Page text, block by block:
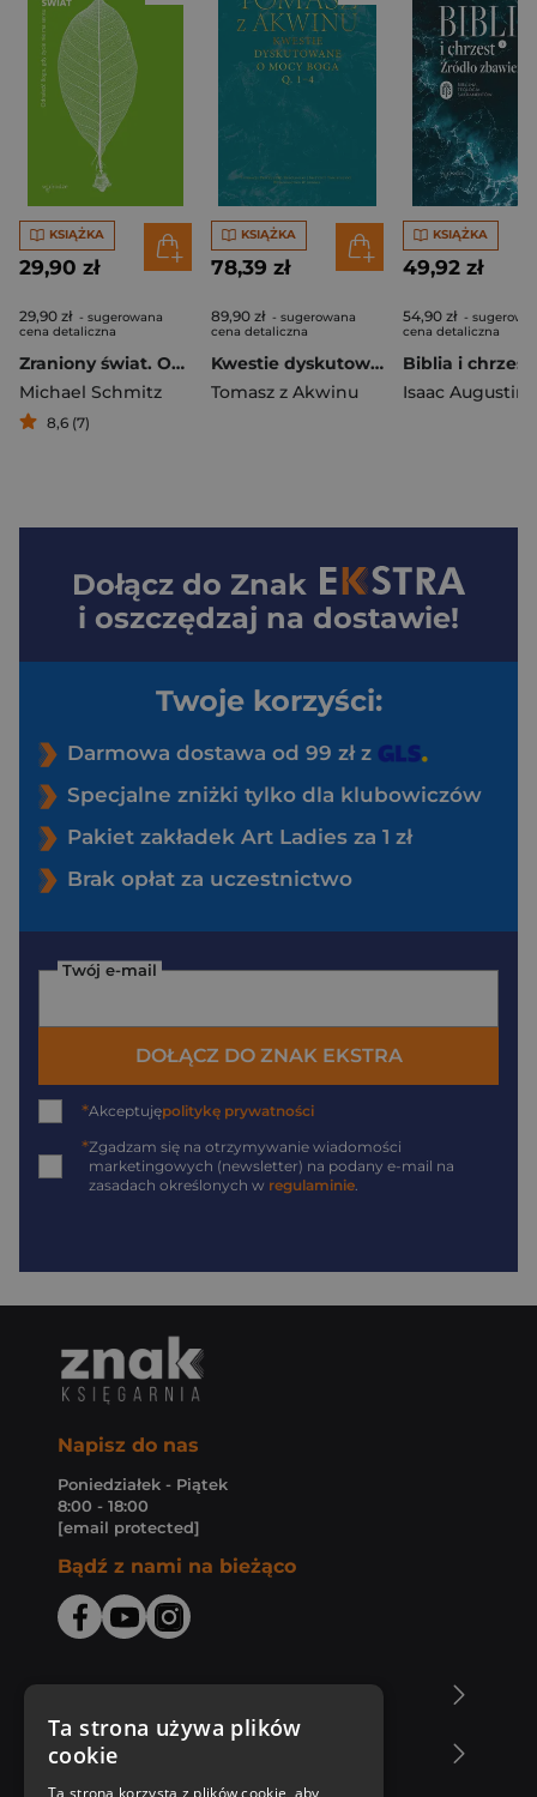
KSIĄŻKA
29,90 zł
29,90 zł - sugerowana
cena detaliczna
Zraniony świat. Odnaleźć Boga, gdy życie nie ma sensu
Michael Schmitz
8,6 (7)
KSIĄŻKA
78,39 zł
89,90 zł - sugerowana
cena detaliczna
Kwestie dyskutowane o mocy Boga, q. 1–4
Tomasz z Akwinu
KSIĄŻKA
49,92 zł
54,90 zł -
cena detaliczna
Dołącz do Znak
i oszczędzaj na dostawie!
Twoje korzyści:
Darmowa dostawa od 99 zł z
Specjalne zniżki tylko dla klubowiczów
Pakiet zakładek Art Ladies za 1 zł
Brak opłat za uczestnictwo
Twój e-mail
DOŁĄCZ DO ZNAK EKSTRA
*Akceptujępolitykę prywatności
*Zgadzam się na otrzymywanie wiadomości
marketingowych (newsletter) na podany e-mail na
zasadach określonych w regulaminie
Napisz do nas
Poniedziałek - Piątek
8:00 - 18:00
[email protected]
Bądź z nami na bieżąco
Zakupy u nas
Ta strona używa plików
cookie
Ta strona korzysta z plików cookie, aby